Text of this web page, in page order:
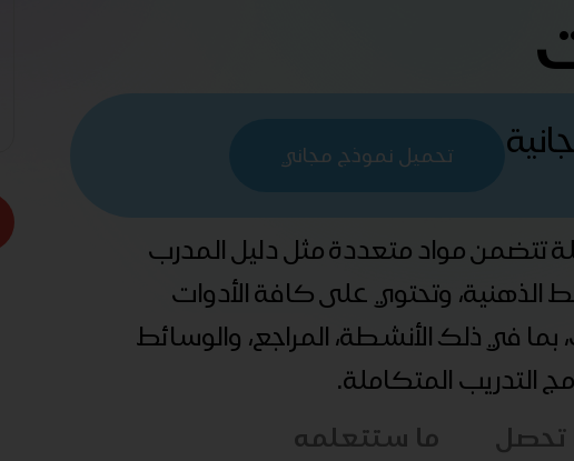
تحميل نموذج مجاني
تتضمن مواد متعددة مثل دليل المدرب
الذهنية، وتحتوي على كافة الأدوات
بما في ذلك الأنشطة، المراجع، والوسائط
التدريب المتكاملة.
تحصل ما ستتعلمه